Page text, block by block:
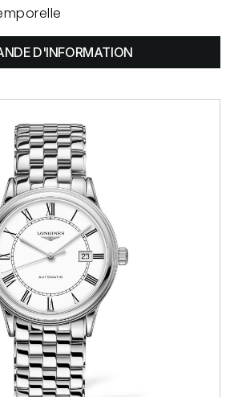
D'INFORMATION